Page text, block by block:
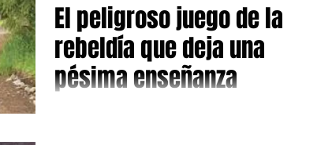
El peligroso juego de la
rebeldía que deja una
pésima enseñanza